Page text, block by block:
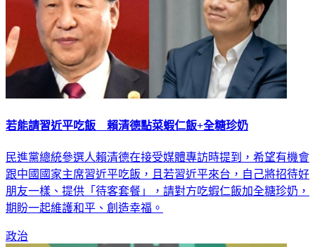
若能請習近平吃飯 賴清德點菜蝦仁飯+全糖珍奶
民進黨總統參選人賴清德在接受媒體專訪時提到，希望有機會
跟中國國家主席習近平吃飯，且若習近平來台，自己將招待好
朋友一樣、提供「待客套餐」，請對方吃蝦仁飯加全糖珍奶，
期盼一起維護和平、創造幸福。
政治